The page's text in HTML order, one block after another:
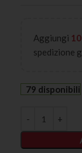
Aggiungi
spedizione
79 disponibili